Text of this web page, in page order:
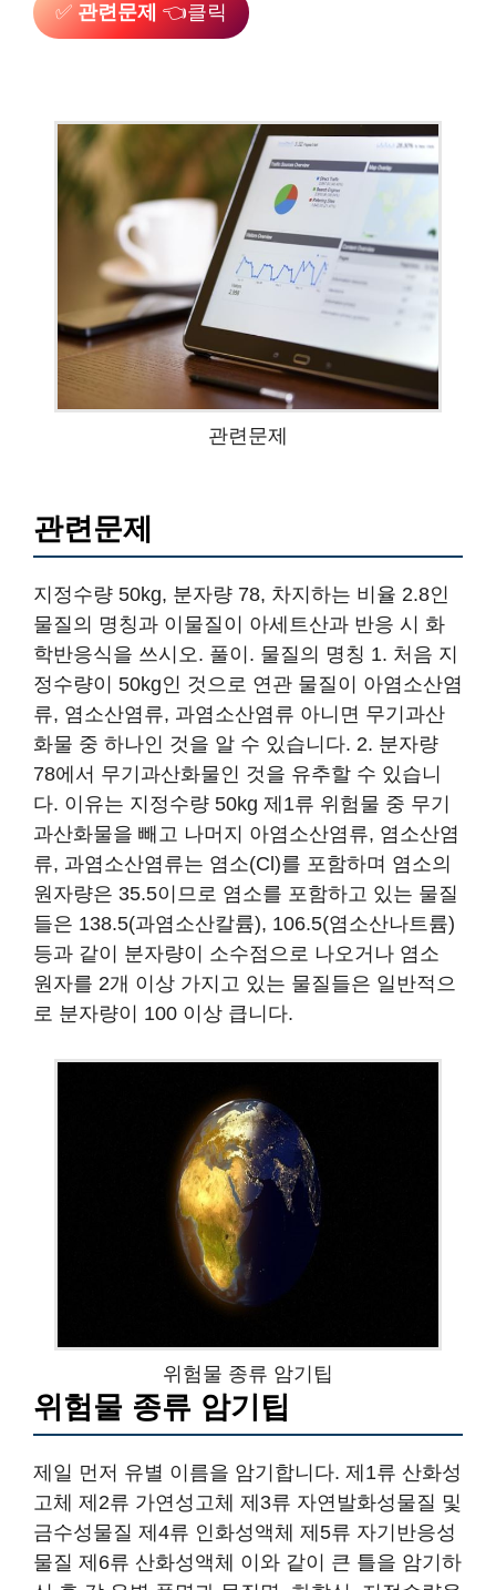
✅ 관련문제 👈클릭
관련문제
관련문제
지정수량 50kg, 분자량 78, 차지하는 비율 2.8인
물질의 명칭과 이물질이 아세트산과 반응 시 화
학반응식을 쓰시오. 풀이. 물질의 명칭 1. 처음 지
정수량이 50kg인 것으로 연관 물질이 아염소산염
류, 염소산염류, 과염소산염류 아니면 무기과산
화물 중 하나인 것을 알 수 있습니다. 2. 분자량
78에서 무기과산화물인 것을 유추할 수 있습니
다. 이유는 지정수량 50kg 제1류 위험물 중 무기
과산화물을 빼고 나머지 아염소산염류, 염소산염
류, 과염소산염류는 염소(Cl)를 포함하며 염소의
원자량은 35.5이므로 염소를 포함하고 있는 물질
들은 138.5(과염소산칼륨), 106.5(염소산나트륨)
등과 같이 분자량이 소수점으로 나오거나 염소
원자를 2개 이상 가지고 있는 물질들은 일반적으
로 분자량이 100 이상 큽니다.
위험물 종류 암기팁
위험물 종류 암기팁
제일 먼저 유별 이름을 암기합니다. 제1류 산화성
고체 제2류 가연성고체 제3류 자연발화성물질 및
금수성물질 제4류 인화성액체 제5류 자기반응성
물질 제6류 산화성액체 이와 같이 큰 틀을 암기하